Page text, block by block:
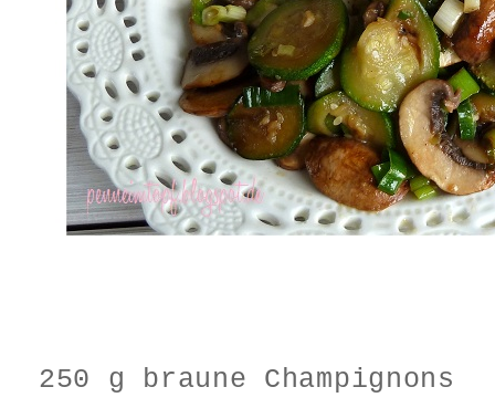
250 g braune Champignons